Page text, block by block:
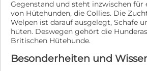
Gegenstand und steht inzwischen für
von Hütehunden, die Collies. Die
Welpen ist darauf ausgelegt, Schafe
hüten. Deswegen gehört die
Britischen Hütehunde.
Besonderheiten und